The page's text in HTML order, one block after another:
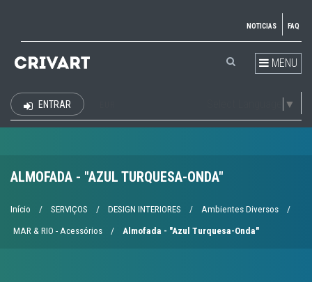
NOTICIAS FAQ
MENU
▼
ENTRAR
ALMOFADA - "AZUL TURQUESA-ONDA"
Início / SERVIÇOS / DESIGN INTERIORES / Ambientes Diversos /
MAR & RIO - Acessórios / Almofada - "Azul Turquesa-Onda"